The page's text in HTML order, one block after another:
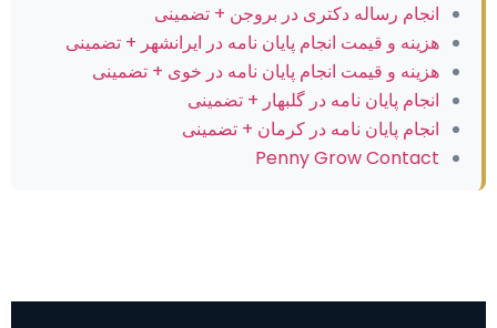
انجام رساله دکتری در بروجن + تضمینی
هزینه و قیمت انجام پایان نامه در ایرانشهر + تضمینی
هزینه و قیمت انجام پایان نامه در خوی + تضمینی
انجام پایان نامه در گلبهار + تضمینی
انجام پایان نامه در کرمان + تضمینی
Penny Grow Contact